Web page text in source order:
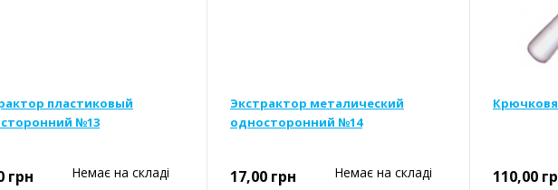
пластиковый
№13
грн Немає на складі
Экстрактор металический
односторонний №14
17,00 грн Немає на складі 110,00